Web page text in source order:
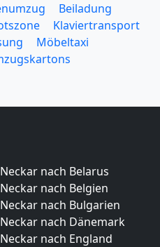
Beiladung
Klaviertransport
Möbeltaxi
nach Belarus
nach Belgien
nach Bulgarien
nach Dänemark
nach England